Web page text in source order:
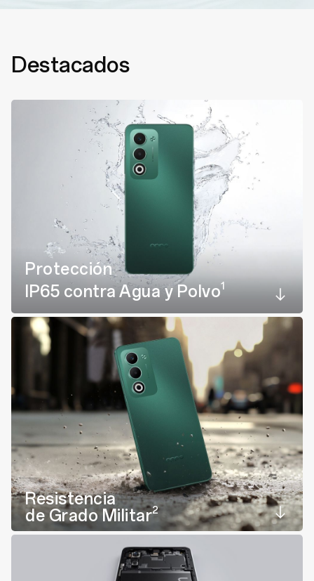
Destacados
Protección
IP65 contra Agua y Polvo1
Resistencia
de Grado Militar2